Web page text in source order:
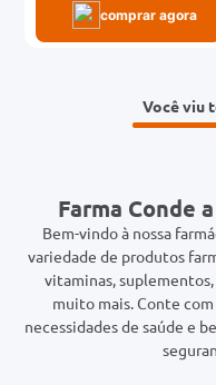
comprar agora
Você viu
Farma Conde
Bem-vindo à nossa
variedade de produtos
vitaminas,
muito mais. Conte com
necessidades de saúde e